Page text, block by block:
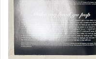
其它